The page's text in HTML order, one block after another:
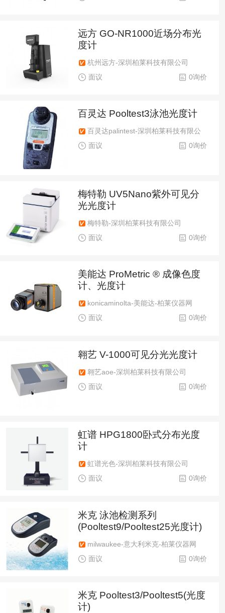
远方 GO-NR1000近场分布光
度计
杭州远方-深圳柏莱科技有限公司
0询价
面议
百灵达 Pooltest3泳池光度计
百灵达palintest-深圳柏莱科技有限公
司
0询价
面议
梅特勒 UV5Nano紫外可见分
光光度计
梅特勒-深圳柏莱科技有限公司
0询价
面议
美能达 ProMetric ® 成像色度
计、光度计
konicaminolta-美能达-柏莱仪器网
0询价
面议
翱艺 V-1000可见分光光度计
翱艺aoe-深圳柏莱科技有限公司
0询价
面议
虹谱 HPG1800卧式分布光度
计
虹谱光色-深圳柏莱科技有限公司
0询价
面议
米克 泳池检测系列
(Pooltest9/Pooltest25光度计)
milwaukee-意大利米克-柏莱仪器网
0询价
面议
米克 Pooltest3/Pooltest5(光度
计)